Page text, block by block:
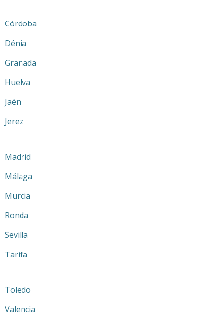
Córdoba
Dénia
Granada
Huelva
Jaén
Jerez
Madrid
Málaga
Murcia
Ronda
Sevilla
Tarifa
Toledo
Valencia